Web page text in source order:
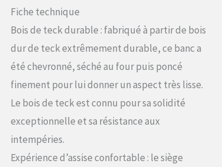
Fiche technique
Bois de teck durable : fabriqué à partir de bois
dur de teck extrêmement durable, ce banc a
été chevronné, séché au four puis poncé
finement pour lui donner un aspect très lisse.
Le bois de teck est connu pour sa solidité
exceptionnelle et sa résistance aux
intempéries.
Expérience d’assise confortable : le siège